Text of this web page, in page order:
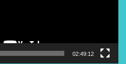
02:49:12